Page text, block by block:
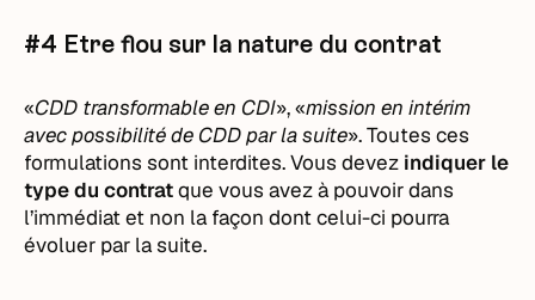
#4 Etre flou sur la nature du contrat
«CDD transformable en CDI», «mission en intérim
avec possibilité de CDD par la suite». Toutes ces
formulations sont interdites. Vous devez indiquer le
type du contratque vous avez à pouvoir dans
l’immédiat et non la façon dont celui-ci pourra
évoluer par la suite.